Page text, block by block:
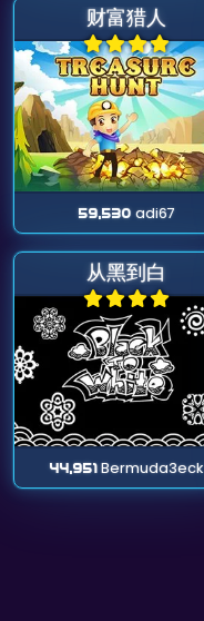
财富猎人
59,530 adi67
从黑到白
44,951Bermuda3eck